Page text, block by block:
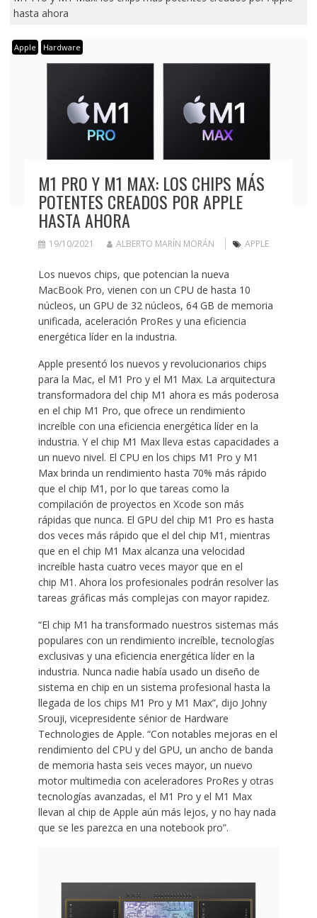
hasta ahora
Apple Hardware
M1 PRO Y M1 MAX: LOS CHIPS MÁS
POTENTES CREADOS POR APPLE
HASTA AHORA
19/10/2021 ALBERTO MARÍN MORÁN APPLE
Los nuevos chips, que potencian la nueva
MacBook Pro, vienen con un CPU de hasta 10
núcleos, un GPU de 32 núcleos, 64 GB de memoria
unificada, aceleración ProRes y una eficiencia
energética líder en la industria.
Apple presentó los nuevos y revolucionarios chips
para la Mac, el M1 Pro y el M1 Max. La arquitectura
transformadora del chip M1 ahora es más poderosa
en el chip M1 Pro, que ofrece un rendimiento
increíble con una eficiencia energética líder en la
industria. Y el chip M1 Max lleva estas capacidades a
un nuevo nivel. El CPU en los chips M1 Pro y M1
Max brinda un rendimiento hasta 70% más rápido
que el chip M1, por lo que tareas como la
compilación de proyectos en Xcode son más
rápidas que nunca. El GPU del chip M1 Pro es hasta
dos veces más rápido que el del chip M1, mientras
que en el chip M1 Max alcanza una velocidad
increíble hasta cuatro veces mayor que en el
chip M1. Ahora los profesionales podrán resolver las
tareas gráficas más complejas con mayor rapidez.
“El chip M1 ha transformado nuestros sistemas más
populares con un rendimiento increíble, tecnologías
exclusivas y una eficiencia energética líder en la
industria. Nunca nadie había usado un diseño de
sistema en chip en un sistema profesional hasta la
llegada de los chips M1 Pro y M1 Max”, dijo Johny
Srouji, vicepresidente sénior de Hardware
Technologies de Apple. “Con notables mejoras en el
rendimiento del CPU y del GPU, un ancho de banda
de memoria hasta seis veces mayor, un nuevo
motor multimedia con aceleradores ProRes y otras
tecnologías avanzadas, el M1 Pro y el M1 Max
llevan al chip de Apple aún más lejos, y no hay nada
que se les parezca en una notebook pro”.